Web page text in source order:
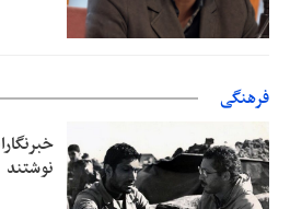
فرهنگی
نوشتند